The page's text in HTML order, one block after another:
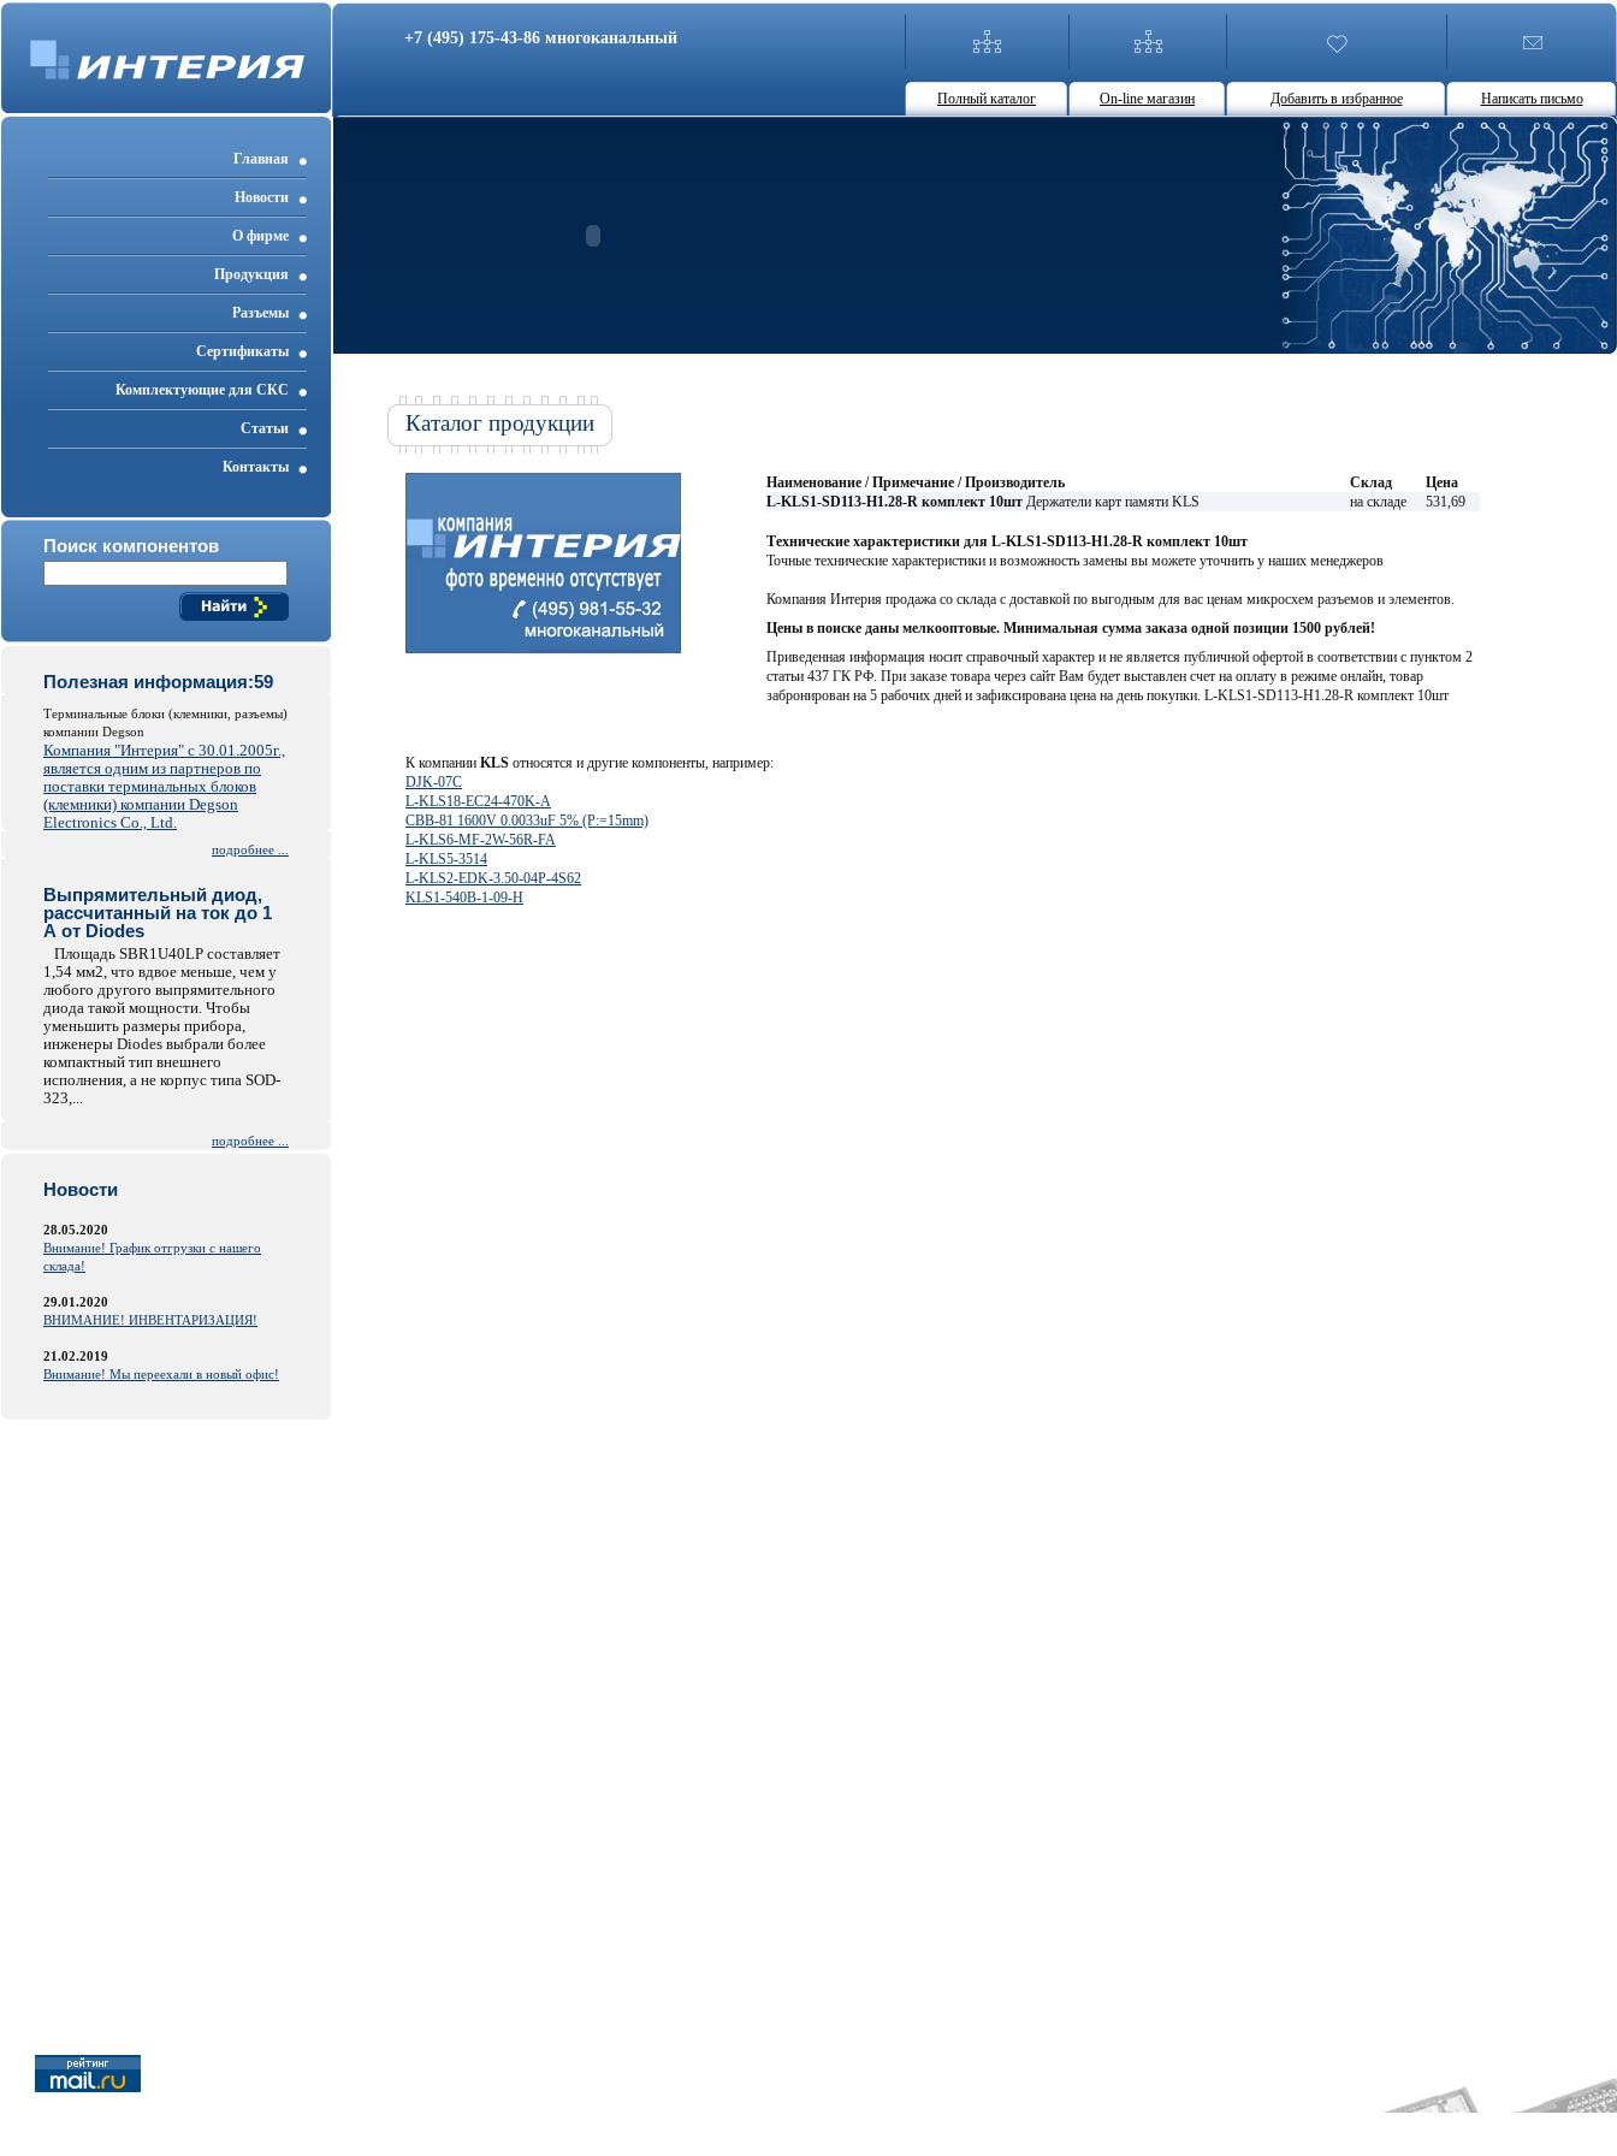
+7 (495) 175-43-86 многоканальный
Полный каталог On-line магазин Добавить в избранное Написать письмо
Главная
Новости
О фирме
Продукция
Разъемы
Cертификаты
Комплектующие для СКС
Статьи
Контакты
Поиск компонентов
Полезная информация:59
Терминальные блоки (клемники, разъемы)
компании Degson
Компания "Интерия" с 30.01.2005г.,
является одним из партнеров по
поставки терминальных блоков
(клемники) компании Degson
Electronics Co., Ltd.
подробнее ...
Выпрямительный диод,
рассчитанный на ток до 1
А от Diodes
Площадь SBR1U40LP составляет
1,54 мм2, что вдвое меньше, чем у
любого другого выпрямительного
диода такой мощности. Чтобы
уменьшить размеры прибора,
инженеры Diodes выбрали более
компактный тип внешнего
исполнения, а не корпус типа SOD-
323,...
подробнее ...
Новости
28.05.2020
Внимание! График отгрузки с нашего
склада!
29.01.2020
ВНИМАНИЕ! ИНВЕНТАРИЗАЦИЯ!
21.02.2019
Внимание! Мы переехали в новый офис!
Каталог продукции
Наименование / Примечание / Производитель Склад
Цена
L-KLS1-SD113-H1.28-R комплект 10шт Держатели карт памяти KLS на складе 531,69
Технические характеристики для L-KLS1-SD113-H1.28-R комплект 10шт
Точные технические характеристики и возможность замены вы можете уточнить у наших менеджеров
Компания Интерия продажа со склада с доставкой по выгодным для вас ценам микросхем разъемов и элементов.
Цены в поиске даны мелкооптовые. Минимальная сумма заказа одной позиции 1500 рублей!
Приведенная информация носит справочный характер и не является публичной офертой в соответствии с пунктом 2
статьи 437 ГК РФ. При заказе товара через сайт Вам будет выставлен счет на оплату в режиме онлайн, товар
забронирован на 5 рабочих дней и зафиксирована цена на день покупки. L-KLS1-SD113-H1.28-R комплект 10шт
К компании KLS относятся и другие компоненты, например:
DJK-07C
L-KLS18-EC24-470K-A
CBB-81 1600V 0.0033uF 5% (P:=15mm)
L-KLS6-MF-2W-56R-FA
L-KLS5-3514
L-KLS2-EDK-3.50-04P-4S62
KLS1-540B-1-09-H